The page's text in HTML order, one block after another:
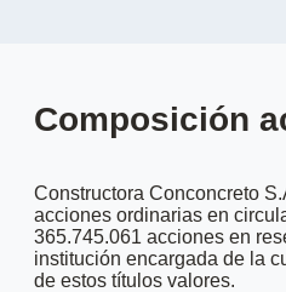
Composición
Constructora Conconcreto
acciones ordinarias en
365.745.061 acciones en
institución encargada de la
de estos títulos valores.